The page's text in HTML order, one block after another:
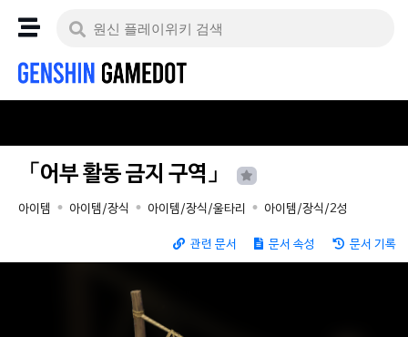
「어부 활동 금지 구역」
아이템 아이템/장식 아이템/장식/울타리 아이템/장식/2성
관련 문서 문서 속성 문서 기록